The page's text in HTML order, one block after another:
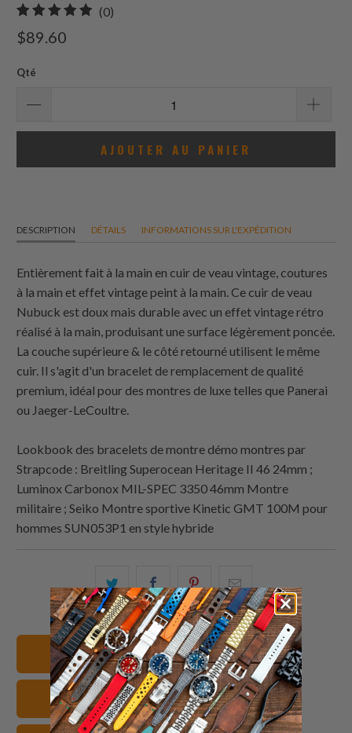
(0)
$89.60
Qté
AJOUTER AU PANIER
DESCRIPTION DÉTAILS INFORMATIONS SUR L'EXPÉDITION
Entièrement fait à la main en cuir de veau vintage, coutures
à la main et effet vintage peint à la main. Ce cuir de veau
Nubuck est doux mais durable avec un effet vintage rétro
réalisé à la main, produisant une surface légèrement poncée.
La couche supérieure & le côté retourné utilisent le même
cuir. Il s'agit d'un bracelet de remplacement de qualité
premium, idéal pour des montres de luxe telles que Panerai
ou Jaeger-LeCoultre.
Lookbook des bracelets de montre démo montres par
Strapcode : Breitling Superocean Heritage II 46 24mm ;
Luminox Carbonox MIL-SPEC 3350 46mm Montre
militaire ; Seiko Montre sportive Kinetic GMT 100M pour
hommes SUN053P1 en style hybride
Partagez
ceci
sur
Twitter
Partager
ceci
sur
Facebook
Partagez
ceci
sur
Pinterest
ceci
à
un
ami
24mm Bracelets de montre
Cuir Sangles de montre